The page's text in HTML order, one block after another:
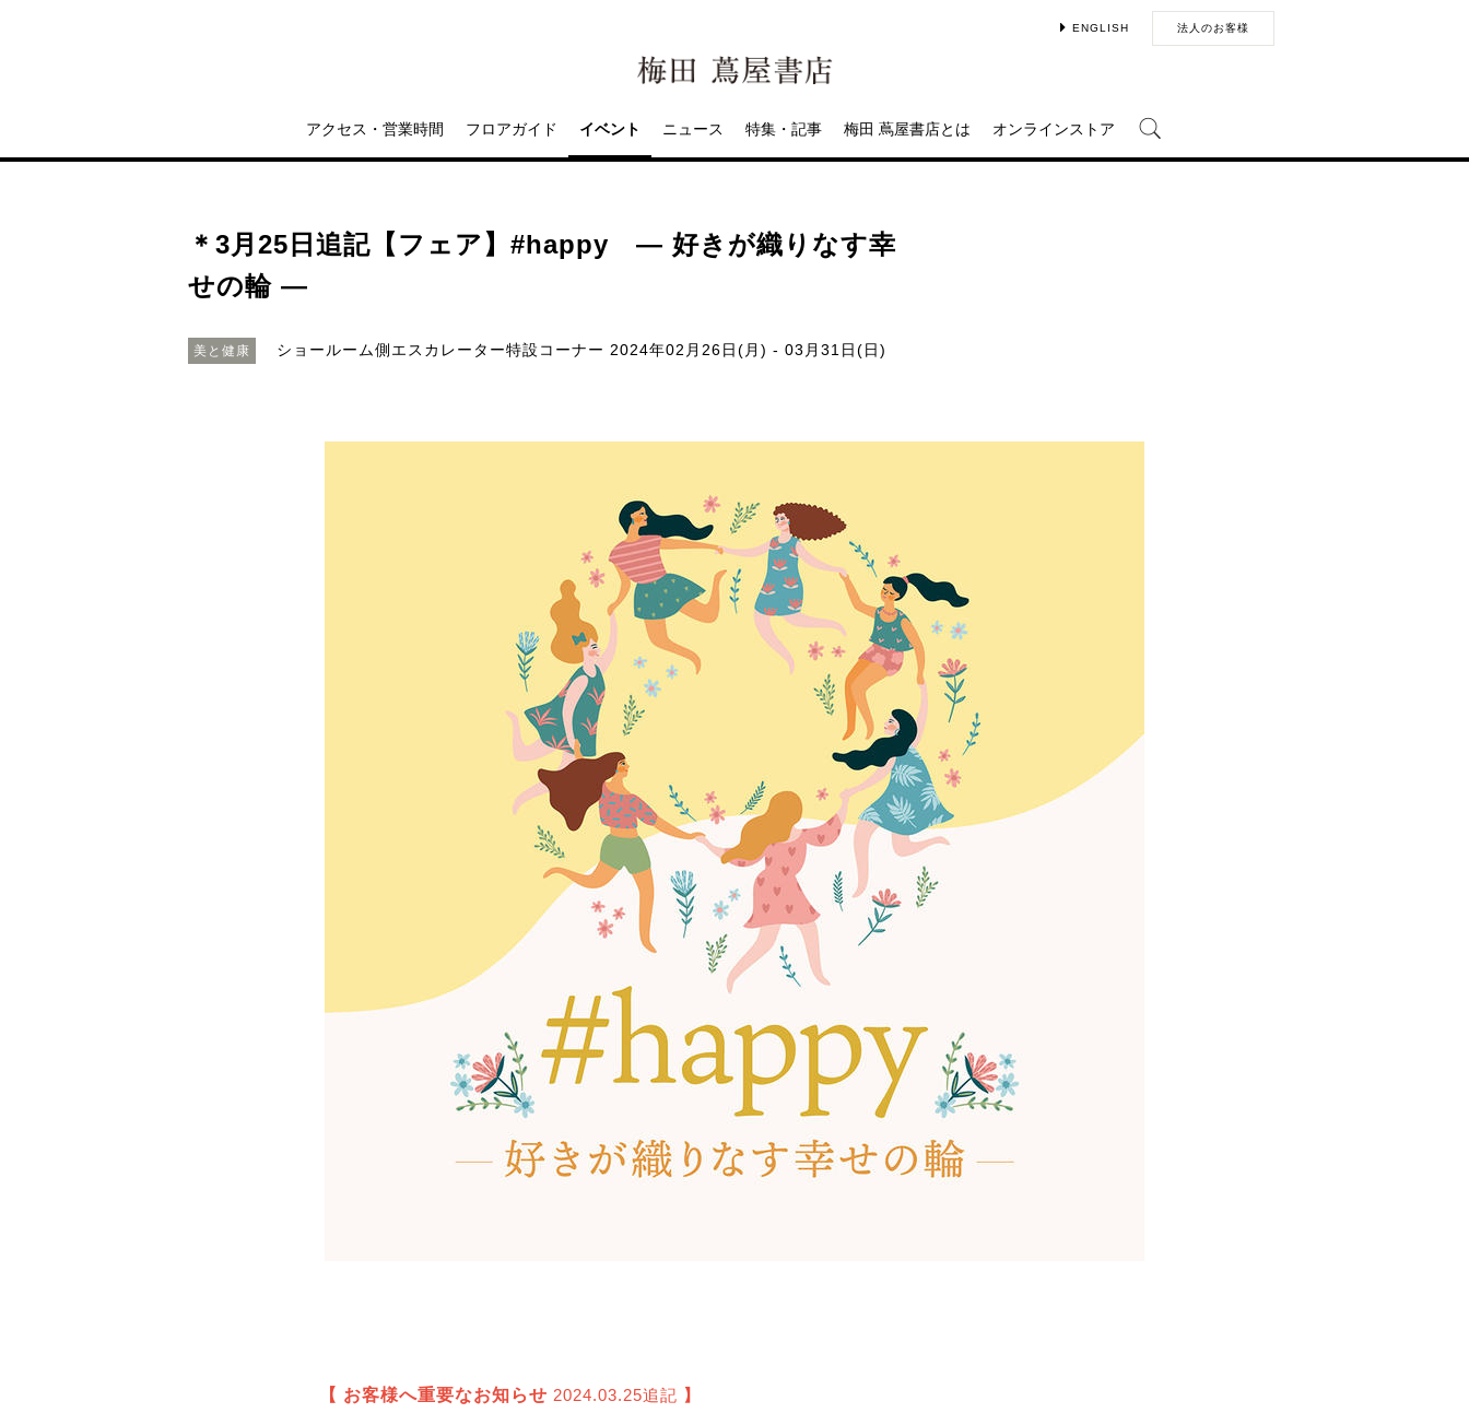
ENGLISH 法人のお客様
アクセス・営業時間 フロアガイド イベント ニュース 特集・記事 梅田 蔦屋書店とは オンラインストア
＊3月25日追記【フェア】#happy ― 好きが織りなす幸
せの輪 ―
美と健康 ショールーム側エスカレーター特設コーナー 2024年02月26日(月) - 03月31日(日)
【 お客様へ重要なお知らせ 2024.03.25追記 】